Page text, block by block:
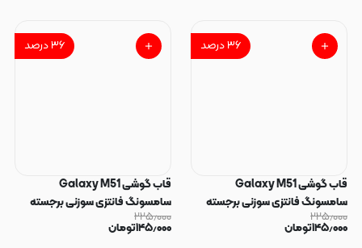
۳۶درصد
قاب گوشی Galaxy M51
سامسونگ فانتزی سوزنی برجسته
طرح دخترونه پاپ سوکت دار کد
۲۲۵٫۰۰۰
۱۴۵٫۰۰۰تومان
۳۶درصد
قاب گوشی Galaxy M51
سامسونگ فانتزی سوزنی برجسته
طرح برگ پاپ سوکت دار کد 128825
۲۲۵٫۰۰۰
۱۴۵٫۰۰۰تومان